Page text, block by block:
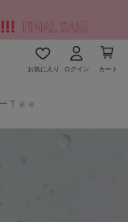
お気に入り ログイン カート
Ｔｅｅ